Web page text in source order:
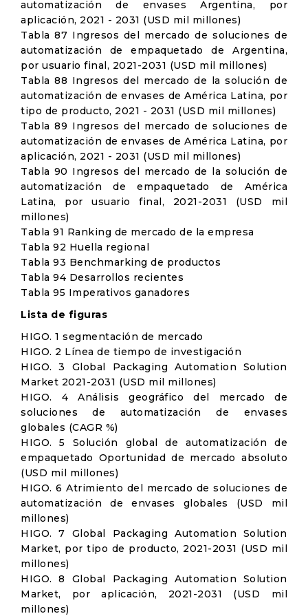
automatización de envases Argentina, por
aplicación, 2021 - 2031 (USD mil millones)
Tabla 87 Ingresos del mercado de soluciones de
automatización de empaquetado de Argentina,
por usuario final, 2021-2031 (USD mil millones)
Tabla 88 Ingresos del mercado de la solución de
automatización de envases de América Latina, por
tipo de producto, 2021 - 2031 (USD mil millones)
Tabla 89 Ingresos del mercado de soluciones de
automatización de envases de América Latina, por
aplicación, 2021 - 2031 (USD mil millones)
Tabla 90 Ingresos del mercado de la solución de
automatización de empaquetado de América
Latina, por usuario final, 2021-2031 (USD mil
millones)
Tabla 91 Ranking de mercado de la empresa
Tabla 92 Huella regional
Tabla 93 Benchmarking de productos
Tabla 94 Desarrollos recientes
Tabla 95 Imperativos ganadores
Lista de figuras
HIGO. 1 segmentación de mercado
HIGO. 2 Línea de tiempo de investigación
HIGO. 3 Global Packaging Automation Solution
Market 2021-2031 (USD mil millones)
HIGO. 4 Análisis geográfico del mercado de
soluciones de automatización de envases
globales (CAGR %)
HIGO. 5 Solución global de automatización de
empaquetado Oportunidad de mercado absoluto
(USD mil millones)
HIGO. 6 Atrimiento del mercado de soluciones de
automatización de envases globales (USD mil
millones)
HIGO. 7 Global Packaging Automation Solution
Market, por tipo de producto, 2021-2031 (USD mil
millones)
HIGO. 8 Global Packaging Automation Solution
Market, por aplicación, 2021-2031 (USD mil
millones)